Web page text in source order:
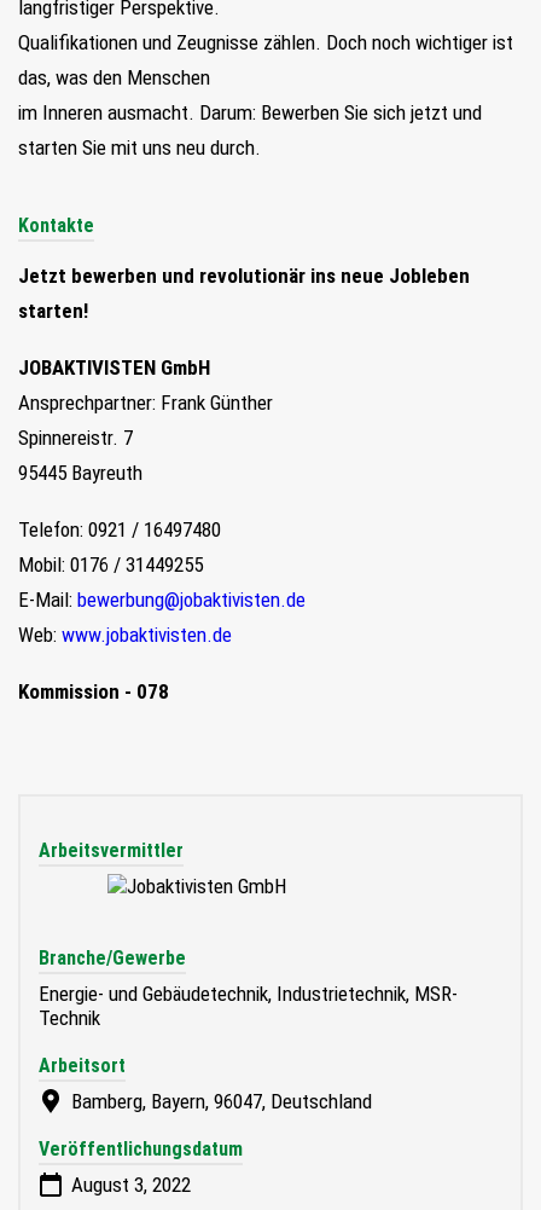
langfristiger Perspektive.
Qualifikationen und Zeugnisse zählen. Doch noch wichtiger ist
das, was den Menschen
im Inneren ausmacht. Darum: Bewerben Sie sich jetzt und
starten Sie mit uns neu durch.
Kontakte
Jetzt bewerben und revolutionär ins neue Jobleben
starten!
JOBAKTIVISTEN GmbH
Ansprechpartner: Frank Günther
Spinnereistr. 7
95445 Bayreuth
Telefon: 0921 / 16497480
Mobil: 0176 / 31449255
E-Mail: bewerbung@jobaktivisten.de
Web: www.jobaktivisten.de
Kommission - 078
Arbeitsvermittler
Branche/Gewerbe
Energie- und Gebäudetechnik, Industrietechnik, MSR-
Technik
Arbeitsort
Bamberg, Bayern, 96047, Deutschland
Veröffentlichungsdatum
August 3, 2022